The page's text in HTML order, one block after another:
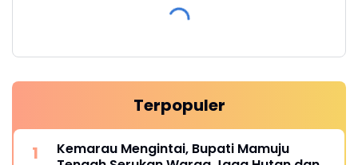
Terpopuler
Kemarau Mengintai, Bupati Mamuju